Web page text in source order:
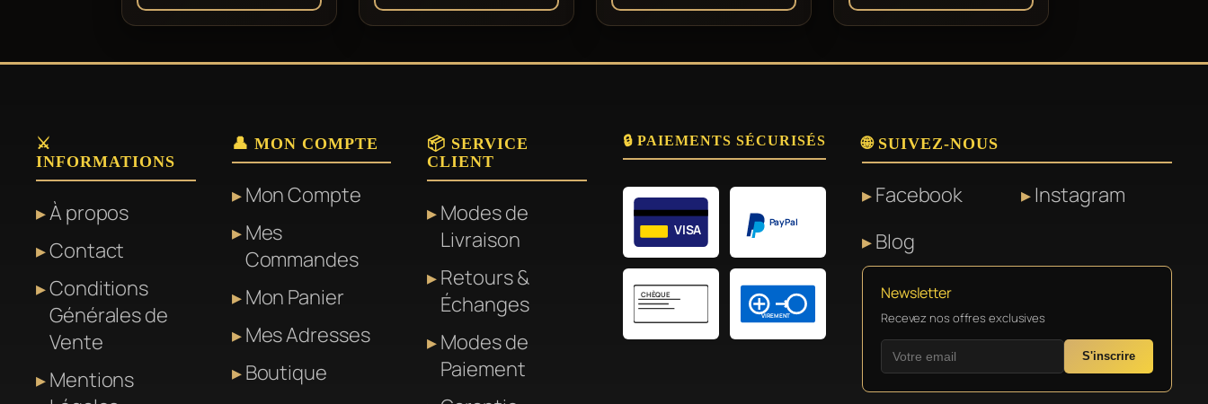
⚔️
INFORMATIONS
À propos
Contact
Conditions
Générales de
Vente
Mentions
👤 MON COMPTE
Mon Compte
Mes
Commandes
Mon Panier
Mes Adresses
Boutique
📦 SERVICE
CLIENT
Modes de
Livraison
Retours &
Échanges
Modes de
Paiement
🔒 PAIEMENTS SÉCURISÉS
VISA PayPal
CHÈQUE
VIREMENT
🌐 SUIVEZ-NOUS
Facebook
Instagram
Blog
Newsletter
Recevez nos offres exclusives
S'inscrire